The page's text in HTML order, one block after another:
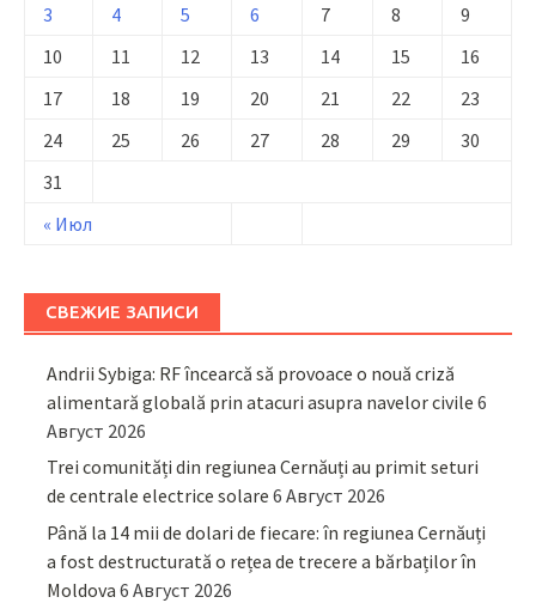
« Июл
3
4 5 6 7 8
9
10
11 12 13 14 15
16
17
18 19 20 21 22
23
24
25 26 27 28 29
30
31
СВЕЖИЕ ЗАПИСИ
Andrii Sybiga: RF încearcă să provoace o nouă criză
alimentară globală prin atacuri asupra navelor civile 6
Август 2026
Trei comunități din regiunea Cernăuți au primit seturi
de centrale electrice solare 6 Август 2026
Până la 14 mii de dolari de fiecare: în regiunea Cernăuți
a fost destructurată o rețea de trecere a bărbaților în
Moldova 6 Август 2026